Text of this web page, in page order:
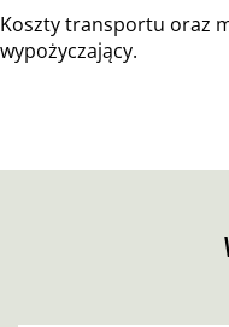
Koszty transportu oraz
wypożyczający.